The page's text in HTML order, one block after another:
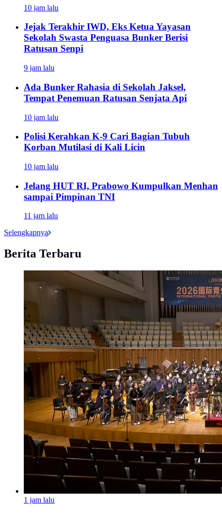
10 jam lalu
Jejak Terakhir IWD, Eks Ketua Yayasan
Sekolah Swasta Penguasa Bunker Berisi
Ratusan Senpi
9 jam lalu
Ada Bunker Rahasia di Sekolah Jaksel,
Tempat Penemuan Ratusan Senjata Api
10 jam lalu
Polisi Kerahkan K-9 Cari Bagian Tubuh
Korban Mutilasi di Kali Licin
10 jam lalu
Jelang HUT RI, Prabowo Kumpulkan Menhan
sampai Pimpinan TNI
11 jam lalu
Selengkapnya
Berita Terbaru
1 jam lalu